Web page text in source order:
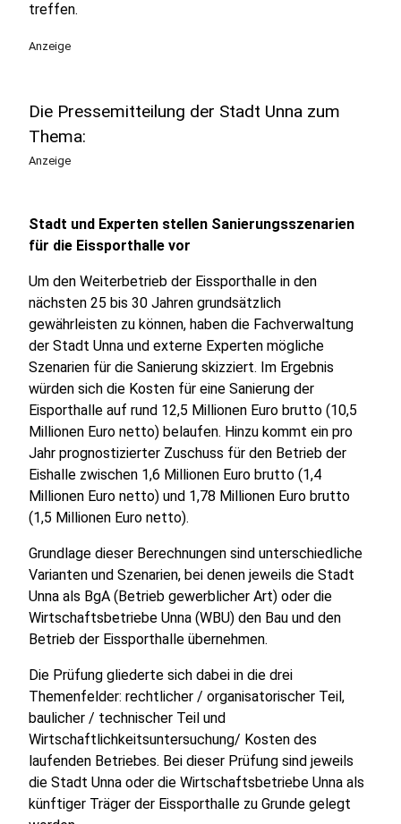
treffen.
Anzeige
Die Pressemitteilung der Stadt Unna zum
Thema:
Anzeige
Stadt und Experten stellen Sanierungsszenarien
für die Eissporthalle vor
Um den Weiterbetrieb der Eissporthalle in den
nächsten 25 bis 30 Jahren grundsätzlich
gewährleisten zu können, haben die Fachverwaltung
der Stadt Unna und externe Experten mögliche
Szenarien für die Sanierung skizziert. Im Ergebnis
würden sich die Kosten für eine Sanierung der
Eisporthalle auf rund 12,5 Millionen Euro brutto (10,5
Millionen Euro netto) belaufen. Hinzu kommt ein pro
Jahr prognostizierter Zuschuss für den Betrieb der
Eishalle zwischen 1,6 Millionen Euro brutto (1,4
Millionen Euro netto) und 1,78 Millionen Euro brutto
(1,5 Millionen Euro netto).
Grundlage dieser Berechnungen sind unterschiedliche
Varianten und Szenarien, bei denen jeweils die Stadt
Unna als BgA (Betrieb gewerblicher Art) oder die
Wirtschaftsbetriebe Unna (WBU) den Bau und den
Betrieb der Eissporthalle übernehmen.
Die Prüfung gliederte sich dabei in die drei
Themenfelder: rechtlicher / organisatorischer Teil,
baulicher / technischer Teil und
Wirtschaftlichkeitsuntersuchung/ Kosten des
laufenden Betriebes. Bei dieser Prüfung sind jeweils
die Stadt Unna oder die Wirtschaftsbetriebe Unna als
künftiger Träger der Eissporthalle zu Grunde gelegt